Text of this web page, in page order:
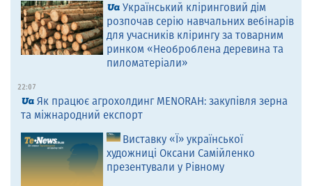
Український кліринговий дім
розпочав серію навчальних вебінарів
для учасників клірингу за товарним
ринком «Необроблена деревина та
пиломатеріали»
22:07
Як працює агрохолдинг MENORAH: закупівля зерна
та міжнародний експорт
Виставку «Ї» української
художниці Оксани Самійленко
презентували у Рівному